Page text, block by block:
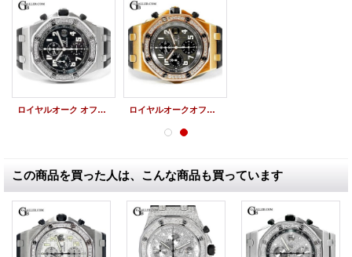
ロイヤルオーク オフショア クロノグラフ 26020ST ベゼルダイヤ AP時計 ロイヤルオークオフショア クロノ 25940OK PG ベゼルダイヤモンド
この商品を買った人は、こんな商品も買っています